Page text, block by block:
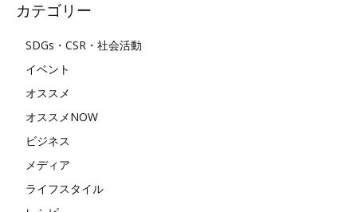
カテゴリー
SDGs・CSR・社会活動
イベント
オススメ
オススメNOW
ビジネス
メディア
ライフスタイル